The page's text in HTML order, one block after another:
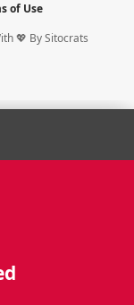
💖 BySitocrats
of Use